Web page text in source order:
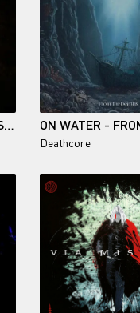
157FRQ - A WORLD I WAS NEVER A PART OF
Deathcore